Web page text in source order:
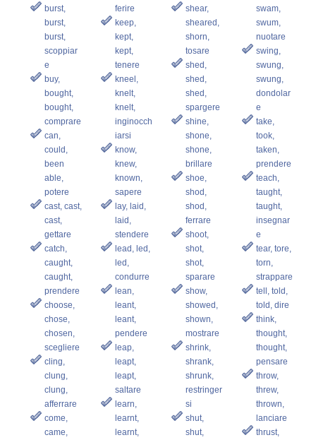
burst,
burst,
burst,
scoppiar
e
buy,
bought,
bought,
comprare
can,
could,
been
able,
potere
cast, cast,
cast,
gettare
catch,
caught,
caught,
prendere
choose,
chose,
chosen,
scegliere
cling,
clung,
clung,
afferrare
come,
came,
ferire
keep,
kept,
kept,
tenere
kneel,
knelt,
knelt,
inginocch
iarsi
know,
knew,
known,
sapere
lay, laid,
laid,
stendere
lead, led,
led,
condurre
lean,
leant,
leant,
pendere
leap,
leapt,
leapt,
saltare
learn,
learnt,
learnt,
shear,
sheared,
shorn,
tosare
shed,
shed,
shed,
spargere
shine,
shone,
shone,
brillare
shoe,
shod,
shod,
ferrare
shoot,
shot,
shot,
sparare
show,
showed,
shown,
mostrare
shrink,
shrank,
shrunk,
restringer
si
shut,
shut,
swam,
swum,
nuotare
swing,
swung,
swung,
dondolar
e
take,
took,
taken,
prendere
teach,
taught,
taught,
insegnar
e
tear, tore,
torn,
strappare
tell, told,
told, dire
think,
thought,
thought,
pensare
throw,
threw,
thrown,
lanciare
thrust,